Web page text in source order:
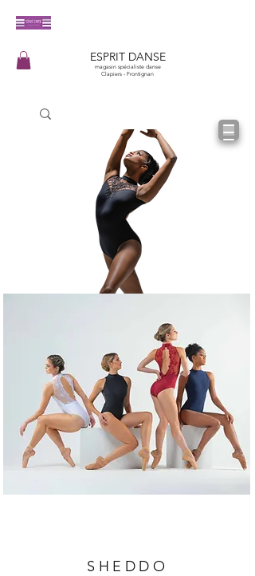
​ESPRIT DANSE
magasin spécialiste danse
Clapiers - Frontignan
SHEDDO